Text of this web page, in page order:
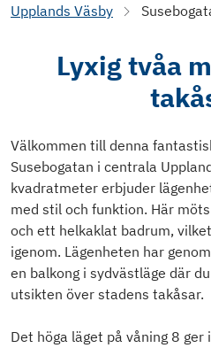
Upplands Väsby
Lyxig tvåa
Välkommen till denna
Susebogatan i centrala
kvadratmeter erbjuder
med stil och funktion. Här
och ett helkaklat badrum,
igenom. Lägenheten har
en balkong i sydvästläge där
utsikten över stadens takåsar.
Det höga läget på våning 8